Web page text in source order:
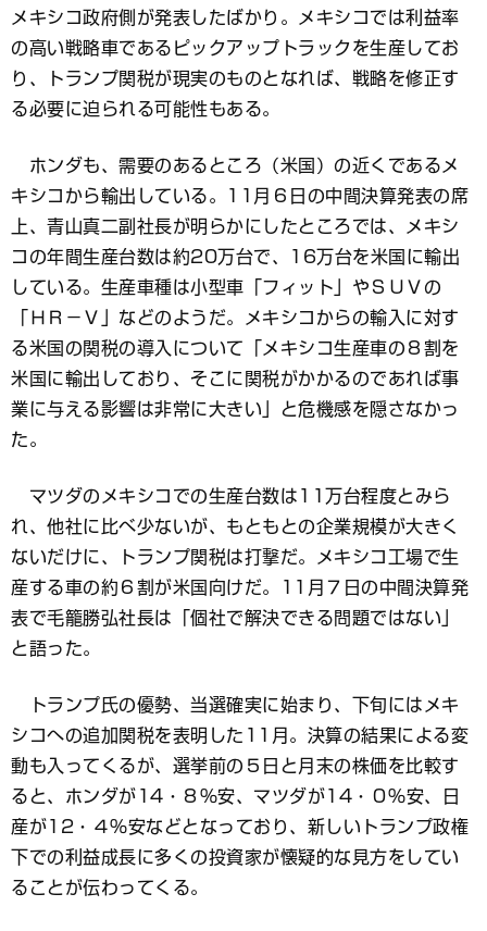
メキシコ政府側が発表したばかり。メキシコでは利益率
の高い戦略車であるピックアップトラックを生産してお
り、トランプ関税が現実のものとなれば、戦略を修正す
る必要に迫られる可能性もある。
ホンダも、需要のあるところ（米国）の近くであるメ
キシコから輸出している。11月６日の中間決算発表の席
上、青山真二副社長が明らかにしたところでは、メキシ
コの年間生産台数は約20万台で、16万台を米国に輸出
している。生産車種は小型車「フィット」やＳＵＶの
「ＨＲ－Ｖ」などのようだ。メキシコからの輸入に対す
る米国の関税の導入について「メキシコ生産車の８割を
米国に輸出しており、そこに関税がかかるのであれば事
業に与える影響は非常に大きい」と危機感を隠さなかっ
た。
マツダのメキシコでの生産台数は11万台程度とみら
れ、他社に比べ少ないが、もともとの企業規模が大きく
ないだけに、トランプ関税は打撃だ。メキシコ工場で生
産する車の約６割が米国向けだ。11月７日の中間決算発
表で毛籠勝弘社長は「個社で解決できる問題ではない」
と語った。
トランプ氏の優勢、当選確実に始まり、下旬にはメキ
シコへの追加関税を表明した11月。決算の結果による変
動も入ってくるが、選挙前の５日と月末の株価を比較す
ると、ホンダが14・８％安、マツダが14・０％安、日
産が12・４％安などとなっており、新しいトランプ政権
下での利益成長に多くの投資家が懐疑的な見方をしてい
ることが伝わってくる。